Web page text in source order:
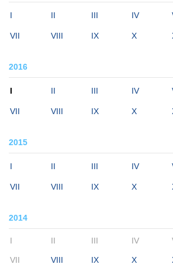
I II III IV
VII VIII IX X
2016
I II III IV
VII VIII IX X
2015
I II III IV
VII VIII IX X
2014
I II III IV
VII VIII IX X